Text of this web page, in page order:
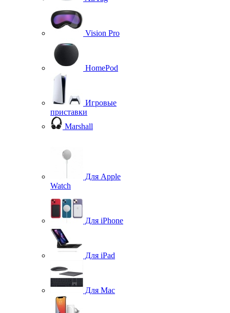
Vision Pro
HomePod
Игровые
приставки
Marshall
Для Apple
Watch
Для iPhone
Для iPad
Для Mac